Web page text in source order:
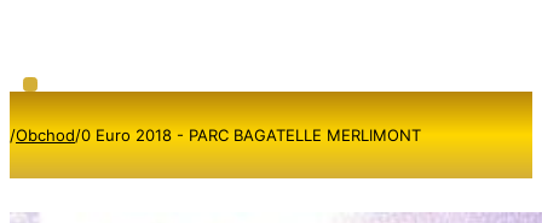
/Obchod/0 Euro 2018 - PARC BAGATELLE MERLIMONT